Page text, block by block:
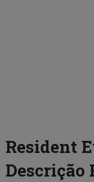
Resident
Descrição